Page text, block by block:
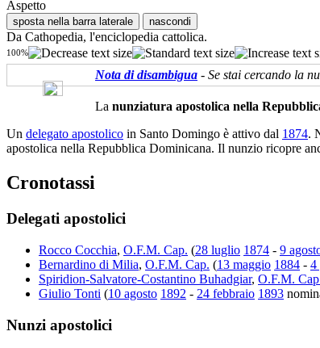
Aspetto
sposta nella barra laterale nascondi
Da Cathopedia, l'enciclopedia cattolica.
100%
Nota di disambigua - Se stai cercando la
La nunziatura apostolica nella
Un delegato apostolico in Santo Domingo è attivo dal 1874.
apostolica nella Repubblica Dominicana. Il nunzio ricopre
Cronotassi
Delegati apostolici
Rocco Cocchia, O.F.M. Cap. (28 luglio 1874 - 9
Bernardino di Milia, O.F.M. Cap. (13 maggio 1884 - 4
Spiridion-Salvatore-Costantino Buhadgiar, O.F.M.
Giulio Tonti (10 agosto 1892 - 24 febbraio 1893
Nunzi apostolici